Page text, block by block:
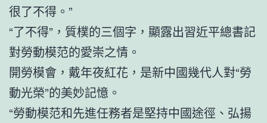
很了不得。”
“了不得”，質樸的三個字，顯露出習近平總書記
對勞動模范的愛崇之情。
開勞模會，戴年夜紅花，是新中國幾代人對“勞
動光榮”的美妙記憶。
“勞動模范和先進任務者是堅持中國途徑、弘揚